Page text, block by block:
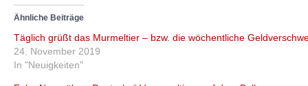
Ähnliche Beiträge
Täglich grüßt das Murmeltier – bzw. die wöchentliche
24. November 2019
In "Neuigkeiten"